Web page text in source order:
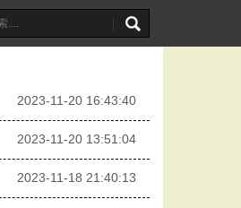
2023-11-20 16:43:40
2023-11-20 13:51:04
2023-11-18 21:40:13